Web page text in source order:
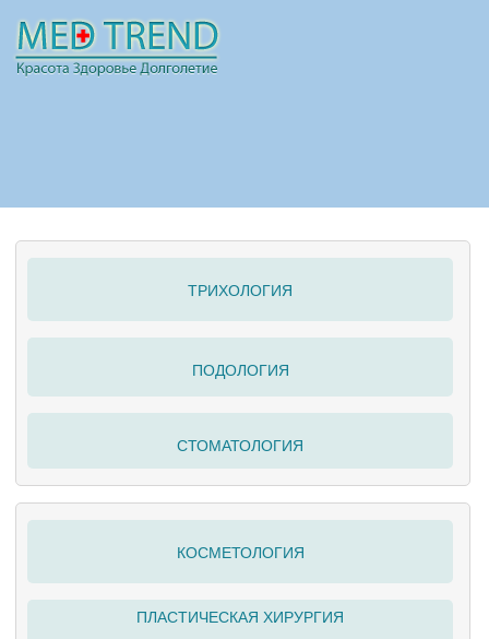
ПОЛЕЗНО
ТРИХОЛОГИЯ
ПОДОЛОГИЯ
СТОМАТОЛОГИЯ
КОСМЕТОЛОГИЯ
ПЛАСТИЧЕСКАЯ ХИРУРГИЯ